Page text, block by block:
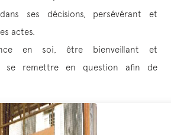
ses décisions, persévérant et
actes.
en soi, être bienveillant et
se remettre en question afin de